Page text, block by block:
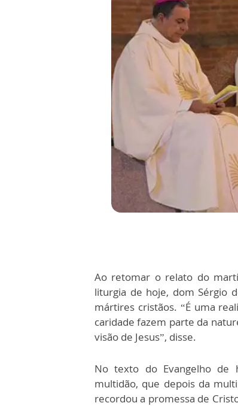
Ao retomar o relato do
liturgia de hoje, dom Sérgio
mártires cristãos. “É uma
caridade fazem parte da
visão de Jesus”, disse.
No texto do Evangelho de
multidão, que depois da
recordou a promessa de